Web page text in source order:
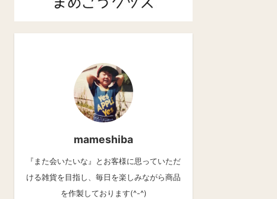
mameshiba
『また会いたいな』とお客様に思っていただ
ける雑貨を目指し、毎日を楽しみながら商品
を作製しております(^-^)